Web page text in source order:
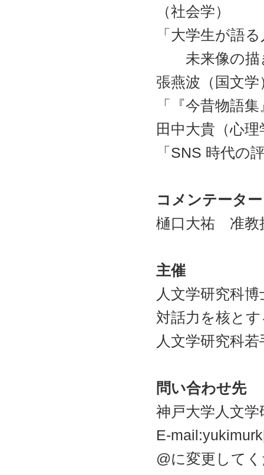
（社会学）
「大学生が語
未来像の描
張燕波（国文学
「『今昔物語
田中大貴（心理
「SNS 時代の
コメンテーター
樋口大祐 准教
主催
人文学研究科
対話力を核と
人文学研究科
問い合わせ先
神戸大学人文
E-
@に変更して